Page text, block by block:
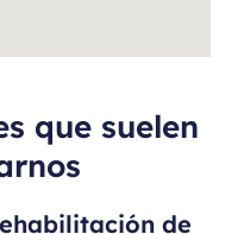
que suelen
de